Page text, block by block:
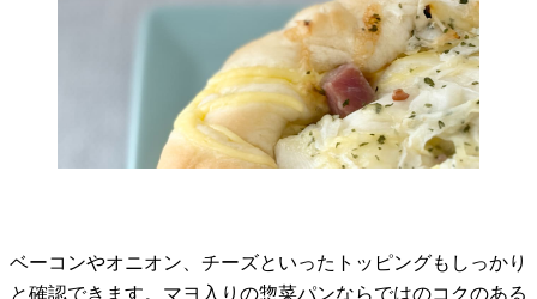
ベーコンやオニオン、チーズといったトッピングもしっかり
と確認できます。マヨ入りの惣菜パンならではのコクのある